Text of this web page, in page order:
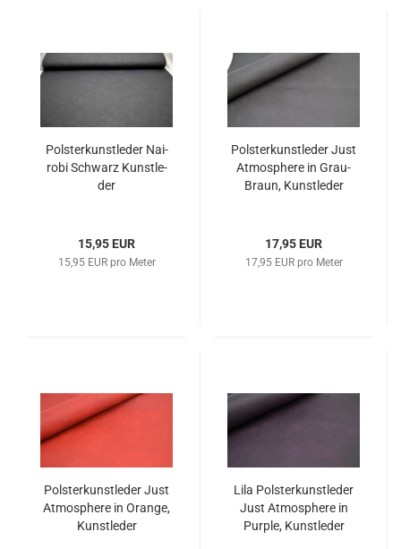
Pols­ter­kunst­le­der Nai­
ro­bi Schwarz Kunst­le­
der
15,95 EUR
15,95 EUR pro Meter
Pols­ter­kunst­le­der Just
At­mo­s­phe­re in Grau-​
Braun, Kunst­le­der
17,95 EUR
17,95 EUR pro Meter
Pols­ter­kunst­le­der Just
At­mo­s­phe­re in Oran­ge,
Kunst­le­der
Lila Pols­ter­kunst­le­der
Just At­mo­s­phe­re in
Purp­le, Kunst­le­der